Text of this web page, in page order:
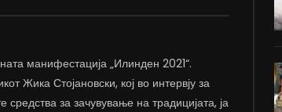
2K
манифестација „Илинден 2021“.
Жика Стојановски, кој во интервју за
за зачувување на традицијата, ја